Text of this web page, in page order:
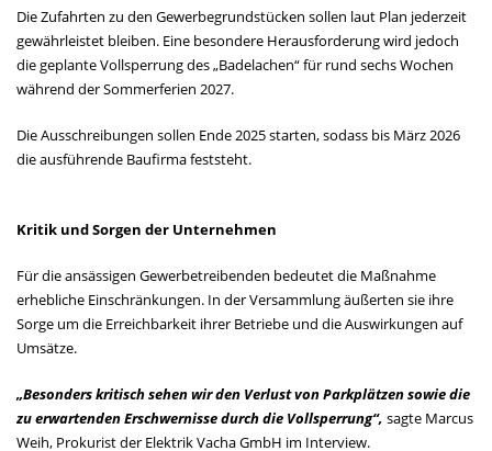
Die Zufahrten zu den Gewerbegrundstücken sollen laut Plan jederzeit
gewährleistet bleiben. Eine besondere Herausforderung wird jedoch
die geplante Vollsperrung des „Badelachen“ für rund sechs Wochen
während der Sommerferien 2027.
Die Ausschreibungen sollen Ende 2025 starten, sodass bis März 2026
die ausführende Baufirma feststeht.
Kritik und Sorgen der Unternehmen
Für die ansässigen Gewerbetreibenden bedeutet die Maßnahme
erhebliche Einschränkungen. In der Versammlung äußerten sie ihre
Sorge um die Erreichbarkeit ihrer Betriebe und die Auswirkungen auf
Umsätze.
„Besonders kritisch sehen wir den Verlust von Parkplätzen sowie die
zu erwartenden Erschwernisse durch die Vollsperrung“, sagte Marcus
Weih, Prokurist der Elektrik Vacha GmbH im Interview.